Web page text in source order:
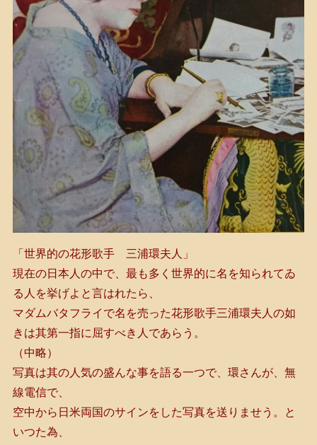
「世界的の花形歌手 三浦環夫人」
現在の日本人の中で、最も多く世界的に名を知られてゐ
る人を挙げよと言はれたら、
マダムバタフライで名を売った花形歌手三浦環夫人の如
きは其第一指に屈すべき人であらう。
（中略）
写真は其の人気の盛んな事を語る一つで、環さんが、無
線電信で、
空中から日米両国のサインをした写真を送りませう。と
いつた為、